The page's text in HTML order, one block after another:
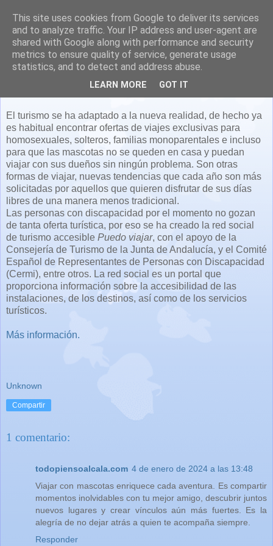
Turismo para todos los públicos
El turismo se ha adaptado a la nueva realidad, de hecho ya
es habitual encontrar ofertas de viajes exclusivas para
homosexuales, solteros, familias monoparentales e incluso
para que las mascotas no se queden en casa y puedan
viajar con sus dueños sin ningún problema. Son otras
formas de viajar, nuevas tendencias que cada año son más
solicitadas por aquellos que quieren disfrutar de sus días
libres de una manera menos tradicional.
Las personas con discapacidad por el momento no gozan
de tanta oferta turística, por eso se ha creado la red social
de turismo accesible Puedo viajar, con el apoyo de la
Consejería de Turismo de la Junta de Andalucía, y el Comité
Español de Representantes de Personas con Discapacidad
(Cermi), entre otros. La red social es un portal que
proporciona información sobre la accesibilidad de las
instalaciones, de los destinos, así como de los servicios
turísticos.
Más información.
Unknown
Compartir
1 comentario:
todopiensoalcala.com 4 de enero de 2024 a las 13:48
Viajar con mascotas enriquece cada aventura. Es compartir
momentos inolvidables con tu mejor amigo, descubrir juntos
nuevos lugares y crear vínculos aún más fuertes. Es la
alegría de no dejar atrás a quien te acompaña siempre.
Responder
This site uses cookies from Google to deliver its services
and to analyze traffic. Your IP address and user-agent are
shared with Google along with performance and security
metrics to ensure quality of service, generate usage
statistics, and to detect and address abuse.
LEARN MORE GOT IT